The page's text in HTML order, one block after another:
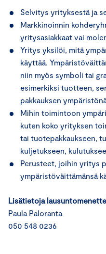
Selvitys yrityksestä ja
Markkinoinnin
yritysasiakkaat vai
Yritys yksilöi, mitä
käyttää.
niin myös symboli tai
esimerkiksi tuotteen,
pakkauksen
Mihin toimintoon
kuten koko yrityksen
tai tuotepakkaukseen,
kuljetukseen,
Perusteet, joihin yritys
ympäristöväittämänsä
Lisätietoja
Paula Paloranta
050 548 0236